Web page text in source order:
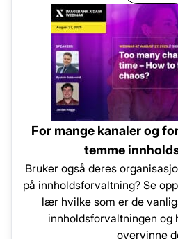
For mange kanaler og
temme
Bruker også deres
på innholdsforvaltning? Se
lær hvilke som er de
innholdsforvaltningen og
overvinne